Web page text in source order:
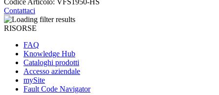
Contattaci
RISORSE
FAQ
Knowledge Hub
Cataloghi prodotti
Accesso aziendale
mySite
Fault Code Navigator